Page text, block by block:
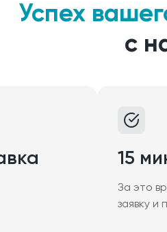
Успех
с
15
За это
заявку и